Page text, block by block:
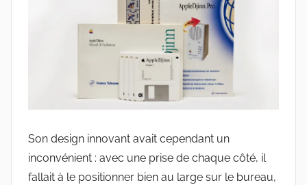
Son design innovant avait cependant un
inconvénient : avec une prise de chaque côté, il
fallait à le positionner bien au large sur le bureau,